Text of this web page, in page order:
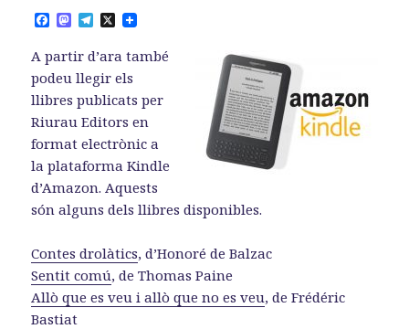
F
c
e
b
o
o
k
M
s
t
o
d
o
n
T
l
e
g
r
a
m
X
A partir d’ara també
podeu llegir els
llibres publicats per
Riurau Editors en
format electrònic a
la plataforma Kindle
d’Amazon. Aquests
són alguns dels llibres disponibles.
Contes drolàtics, d’Honoré de Balzac
Sentit comú, de Thomas Paine
Allò que es veu i allò que no es veu, de Frédéric
Bastiat